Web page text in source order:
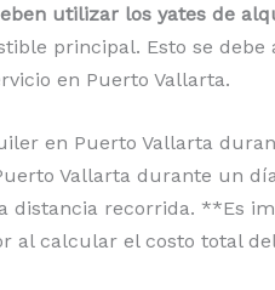
utilizar los yates de
principal. Esto se debe
en Puerto Vallarta.
en Puerto Vallarta
Vallarta durante un
distancia recorrida. **Es
al calcular el costo total